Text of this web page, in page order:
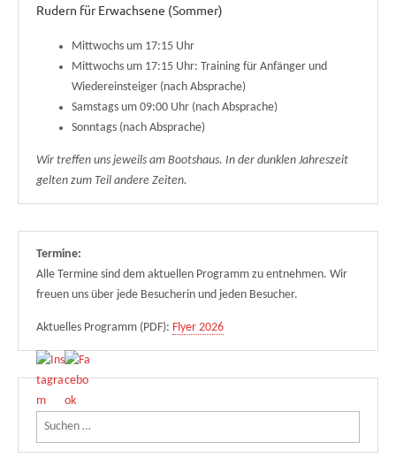
Rudern für Erwachsene (Sommer)
Mittwochs um 17:15 Uhr
Mittwochs um 17:15 Uhr: Training für Anfänger und
Wiedereinsteiger (nach Absprache)
Samstags um 09:00 Uhr (nach Absprache)
Sonntags (nach Absprache)
Wir treffen uns jeweils am Bootshaus. In der dunklen Jahreszeit
gelten zum Teil andere Zeiten.
Termine:
Alle Termine sind dem aktuellen Programm zu entnehmen. Wir
freuen uns über jede Besucherin und jeden Besucher.
Aktuelles Programm (PDF): Flyer 2026
Suchen nach: